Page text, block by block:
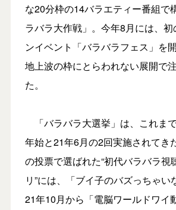
な20分枠の14バラエティー番組で
ラバラ大作戦」。今年8月には、初
ンイベント「バラバラフェス」を開
地上波の枠にとらわれない展開で
た。
「バラバラ大選挙」は、これま
年始と21年6月の2回実施されてき
の投票で選ばれた“初代バラバラ視
リ”には、「ブイ子のバズっちゃい
21年10月から「電脳ワールドワイ